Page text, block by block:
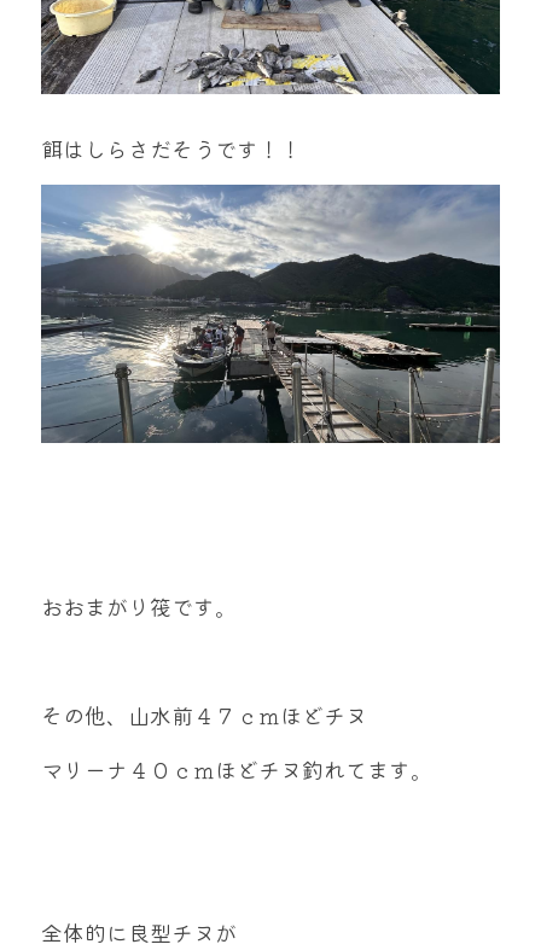
餌はしらさだそうです！！
おおまがり筏です。
その他、山水前４７ｃｍほどチヌ
マリーナ４０ｃｍほどチヌ釣れてます。
全体的に良型チヌが